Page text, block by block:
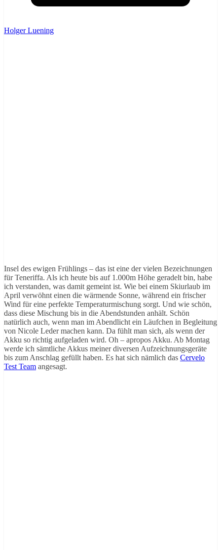
Holger Luening
Insel des ewigen Frühlings – das ist eine der vielen Bezeichnungen
für Teneriffa. Als ich heute bis auf 1.000m Höhe geradelt bin, habe
ich verstanden, was damit gemeint ist. Wie bei einem Skiurlaub im
April verwöhnt einen die wärmende Sonne, während ein frischer
Wind für eine perfekte Temperaturmischung sorgt. Und wie schön,
dass diese Mischung bis in die Abendstunden anhält. Schön
natürlich auch, wenn man im Abendlicht ein Läufchen in Begleitung
von Nicole Leder machen kann. Da fühlt man sich, als wenn der
Akku so richtig aufgeladen wird. Oh – apropos Akku. Ab Montag
werde ich sämtliche Akkus meiner diversen Aufzeichnungsgeräte
bis zum Anschlag gefüllt haben. Es hat sich nämlich das Cervelo
Test Team angesagt.